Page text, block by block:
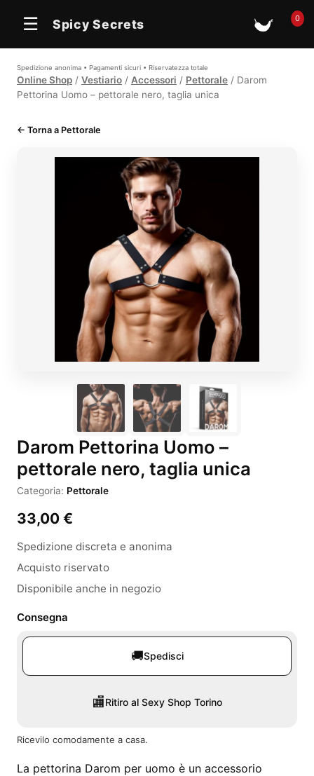
☰ Spicy Secrets 🛒0
Spedizione anonima • Pagamenti sicuri • Riservatezza totale
Online Shop / Vestiario / Accessori / Pettorale / Darom
Pettorina Uomo – pettorale nero, taglia unica
← Torna a Pettorale
Darom Pettorina Uomo –
pettorale nero, taglia unica
Categoria: Pettorale
33,00 €
Spedizione discreta e anonima
Acquisto riservato
Disponibile anche in negozio
Consegna
🚚Spedisci
🏬Ritiro al Sexy Shop Torino
Ricevilo comodamente a casa.
La pettorina Darom per uomo è un accessorio